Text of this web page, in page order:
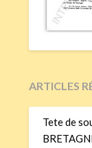
ARTICLES
Tete de